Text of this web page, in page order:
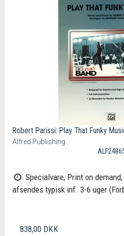
Robert Parissi: Play That Funky
Alfred Publishing
Specialvare, Print on
afsendes typisk inf. 3-6 uger
838,00 DKK